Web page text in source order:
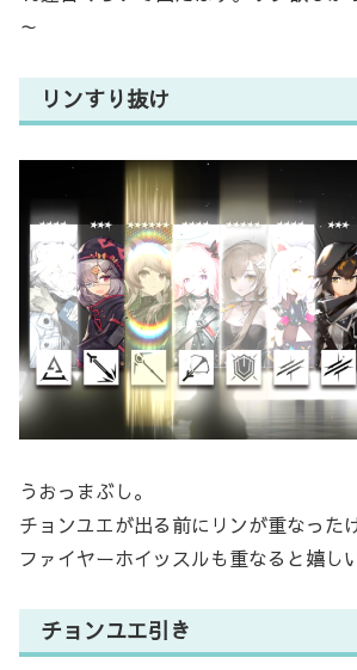
～
リンすり抜け
うおっまぶし。
チョンユエが出る前にリンが重なった
ファイヤーホイッスルも重なると嬉し
チョンユエ引き